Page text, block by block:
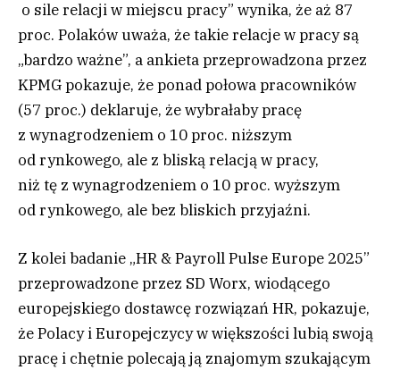
o sile relacji w miejscu pracy” wynika, że aż 87
proc. Polaków uważa, że takie relacje w pracy są
„bardzo ważne”, a ankieta przeprowadzona przez
KPMG pokazuje, że ponad połowa pracowników
(57 proc.) deklaruje, że wybrałaby pracę
z wynagrodzeniem o 10 proc. niższym
od rynkowego, ale z bliską relacją w pracy,
niż tę z wynagrodzeniem o 10 proc. wyższym
od rynkowego, ale bez bliskich przyjaźni.
Z kolei badanie „HR & Payroll Pulse Europe 2025”
przeprowadzone przez SD Worx, wiodącego
europejskiego dostawcę rozwiązań HR, pokazuje,
że Polacy i Europejczycy w większości lubią swoją
pracę i chętnie polecają ją znajomym szukającym